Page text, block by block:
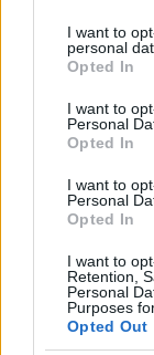
not limited to
grant or deny
use your data
consent section.
I want to
personal
Opted In
I want to
Personal
Opted In
I want to
Personal
Opted In
I want to
Retention,
Personal
Purposes
Opted Out
ÉTTERMEK
SÁRKÖZI ÁKOS
JUHÁSZ DÁNIEL
FINÁLÉ #
FŐZŐMŰSOR
DÖNTŐ